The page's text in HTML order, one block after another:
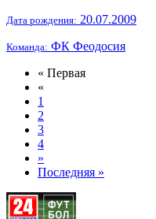
Дата рождения: 20.07.2009
Команда: ФК Феодосия
« Первая
«
1
2
3
4
»
Последняя »